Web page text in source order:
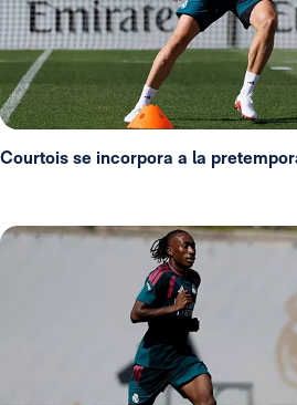
Courtois se incorpora a la